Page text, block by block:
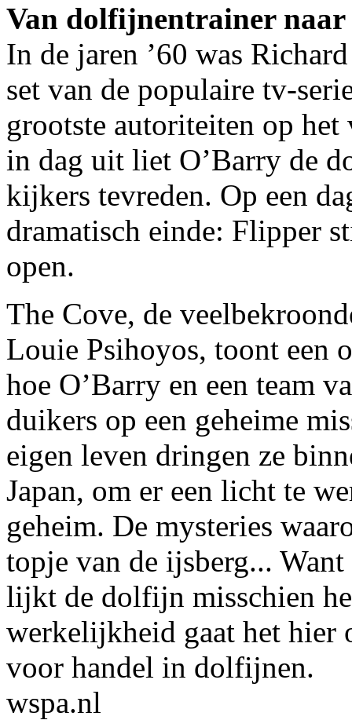
Van dolfijnentrainer
In de jaren ’60 was
set van de populaire tv-
grootste autoriteiten op
in dag uit liet O’Barry de
kijkers tevreden. Op een
dramatisch einde: Flipper
open.
The Cove, de
Louie Psihoyos, toont een
hoe O’Barry en een team
duikers op een geheime
eigen leven dringen ze
Japan, om er een licht te
geheim. De mysteries
topje van de ijsberg...
lijkt de dolfijn misschien
werkelijkheid gaat het hier
voor handel in dolfijnen.
wspa.nl